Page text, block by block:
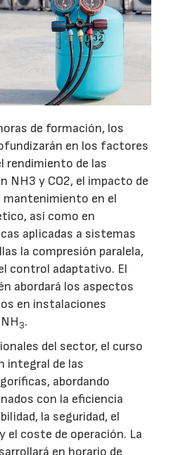
de formación, los
en los factores
rendimiento de las
NH3 y CO2, el impacto de
mantenimiento en el
así como en
aplicadas a sistemas
la compresión paralela,
control adaptativo. El
abordará los aspectos
en instalaciones
3.
del sector, el curso
integral de las
abordando
con la eficiencia
la seguridad, el
el coste de operación. La